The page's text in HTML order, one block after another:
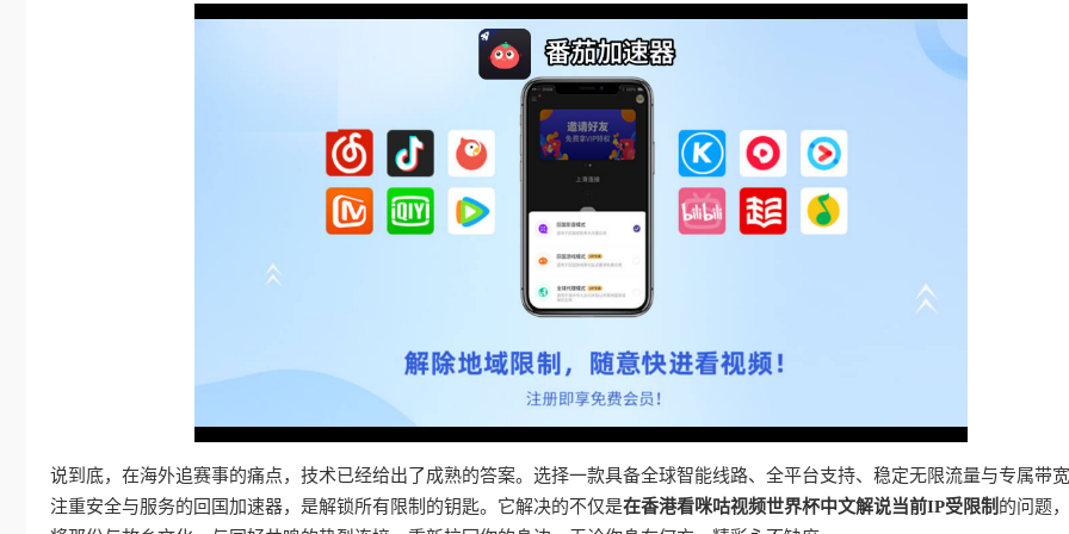
说到底，在海外追赛事的痛点，技术已经给出了成熟的答案。选择一款具备全球智能线路、全平台支持、稳定无限流量与专属带
注重安全与服务的回国加速器，是解锁所有限制的钥匙。它解决的不仅是在香港看咪咕视频世界杯中文解说当前IP受限制 的问题